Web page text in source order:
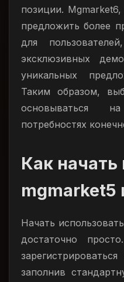
позиции.
предложить более
для
эксклюзивных
уникальных
Таким образом,
основываться
потребностях
Как начать
mgmarket5
Начать
достаточно
заполнив